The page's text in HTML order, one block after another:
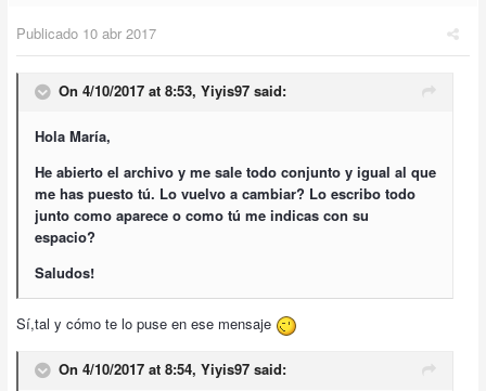
Publicado 10 abr 2017
On 4/10/2017 at 8:53, Yiyis97 said:
Hola María,
He abierto el archivo y me sale todo conjunto y igual al que
me has puesto tú. Lo vuelvo a cambiar? Lo escribo todo
junto como aparece o como tú me indicas con su
espacio?
Saludos!
Sí,tal y cómo te lo puse en ese mensaje
On 4/10/2017 at 8:54, Yiyis97 said: